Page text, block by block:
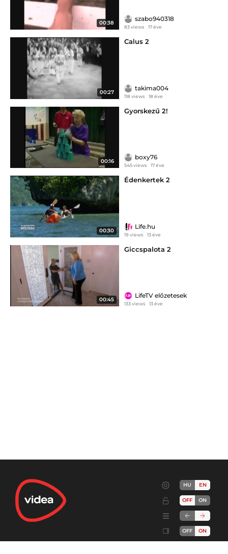
00:38
szabo940318
83 views 17 éve
00:27
Calus 2
takima004
118 views 18 éve
00:16
Gyorskezű 2!
boxy76
545 views 17 éve
00:30
Édenkertek 2
Life.hu
19 views 13 éve
00:45
Giccspalota 2
LifeTV előzetesek
133 views 13 éve
HU EN
OFF ON
OFF ON